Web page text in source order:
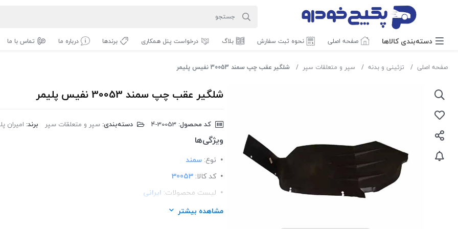
دسته‌بندی‌ کالاها صفحه اصلی نحوه ثبت سفارش بلاگ درخواست پنل همکاری برندها درباره ما تماس با ما
صفحه اصلی تزئینی و بدنه سپر و متعلقات سپر شلگیر عقب چپ سمند 30053 نفیس پلیمر
شلگیر عقب چپ سمند 30053 نفیس پلیمر
کد محصول: دسته‌بندی: سپر و متعلقات سپر برند: امیران
ویژگی‌ها
نوع: سمند
کد کالا: 30053
لیست محصولات: ایرانی
برند:امیران پلیمر
مشاهده بیشتر